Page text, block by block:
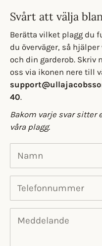
Svårt att välja
Berätta vilket plagg du
du överväger, så
och din garderob. Skriv
oss via ikonen nere till
40.
Bakom varje svar sitter
våra plagg.
Namn
Telefonnummer
Meddelande